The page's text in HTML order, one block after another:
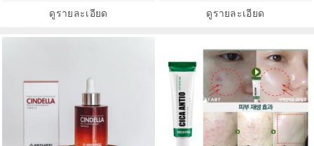
เพิ่มความยืดหยุ่นของผิวประกอบด้วย
แอสตาแซนธินที่อุดมด้วยสาร
ดูรายละเอียด
กระชับรูขุมขน
ดูรายละเอียด